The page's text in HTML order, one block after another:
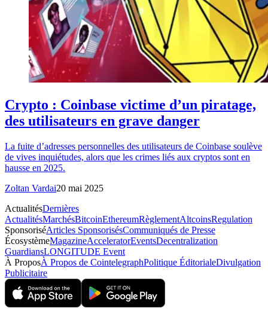
Crypto : Coinbase victime d’un piratage,
des utilisateurs en grave danger
La fuite d’adresses personnelles des utilisateurs de Coinbase soulève
de vives inquiétudes, alors que les crimes liés aux cryptos sont en
hausse en 2025.
Zoltan Vardai20 mai 2025
ActualitésDernières
ActualitésMarchésBitcoinEthereumRèglementAltcoinsRegulation
SponsoriséArticles SponsorisésCommuniqués de Presse
ÉcosystèmeMagazineAcceleratorEventsDecentralization
GuardiansLONGITUDE Event
À ProposÀ Propos de CointelegraphPolitique ÉditorialeDivulgation
Publicitaire